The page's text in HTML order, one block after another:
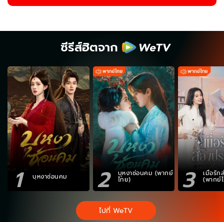
ซีรีส์ฮิตจาก
1 บุหงาซ่อนคม 2 บุหงาซ่อนคม (พากย์
ไทย) 3 เมื่อรัก
(พากย์
ไปที่ WeTV